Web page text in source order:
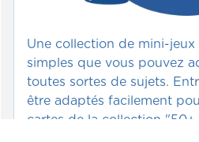
Une collection de mini-
simples que vous pouvez
toutes sortes de sujets.
être adaptés facilement
cartes de la collection